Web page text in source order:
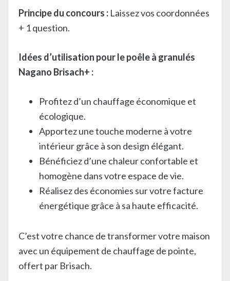
Principe du concours : Laissez vos coordonnées
+ 1 question.
Idées d’utilisation pour le poêle à granulés
Nagano Brisach+ :
Profitez d’un chauffage économique et
écologique.
Apportez une touche moderne à votre
intérieur grâce à son design élégant.
Bénéficiez d’une chaleur confortable et
homogène dans votre espace de vie.
Réalisez des économies sur votre facture
énergétique grâce à sa haute efficacité.
C’est votre chance de transformer votre maison
avec un équipement de chauffage de pointe,
offert par Brisach.